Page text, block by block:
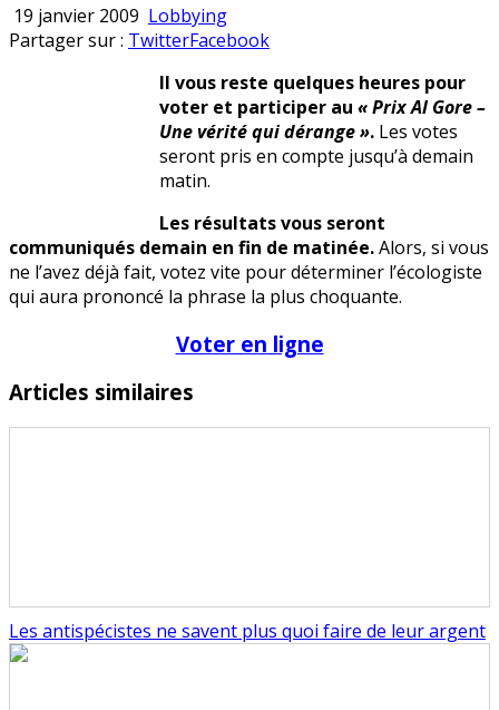
19 janvier 2009 Publié
en
Lobbying
Partager sur : TwitterFacebook
Il vous reste quelques heures pour
voter et participer au « Prix Al Gore –
Une vérité qui dérange ». Les votes
seront pris en compte jusqu’à demain
matin.
Les résultats vous seront
communiqués demain en fin de matinée.Alors, si vous
ne l’avez déjà fait, votez vite pour déterminer l’écologiste
qui aura prononcé la phrase la plus choquante.
Voter en ligne
Articles similaires
Les antispécistes ne savent plus quoi faire de leur argent